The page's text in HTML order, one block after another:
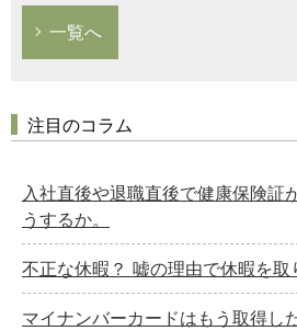
一覧へ
注目のコラム
入社直後や退職直後で健康保険証
うするか。
不正な休暇？ 嘘の理由で休暇を取
マイナンバーカードはもう取得し